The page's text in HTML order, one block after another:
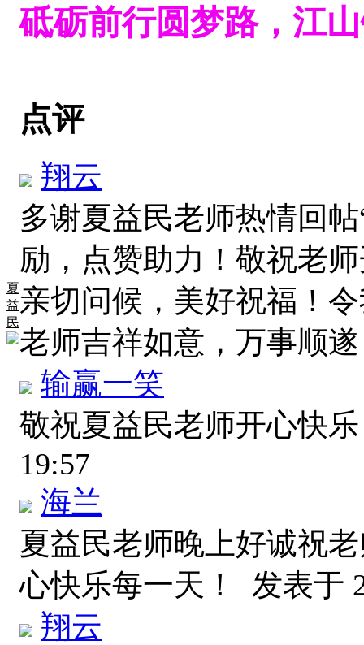
夏
益
民
砥砺前行圆梦路，江
点评
翔云
多谢夏益民老师热情回
励，点赞助力！敬祝老
亲切问候，美好祝福！
老师吉祥如意，万事顺
输赢一笑
敬祝夏益民老师开心快
19:57
海兰
夏益民老师晚上好诚祝
心快乐每一天！ 发表于
翔云